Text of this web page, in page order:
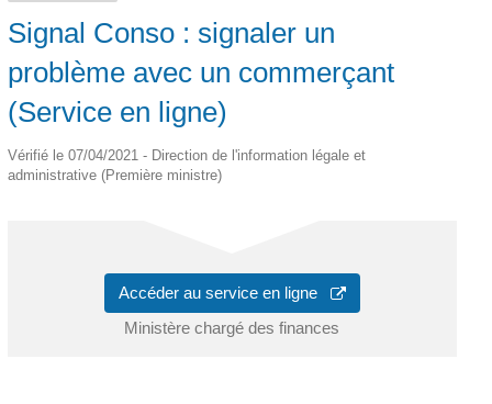
Signal Conso : signaler un
problème avec un commerçant
(Service en ligne)
Vérifié le 07/04/2021 - Direction de l'information légale et
administrative (Première ministre)
Accéder au service en ligne
Ministère chargé des finances